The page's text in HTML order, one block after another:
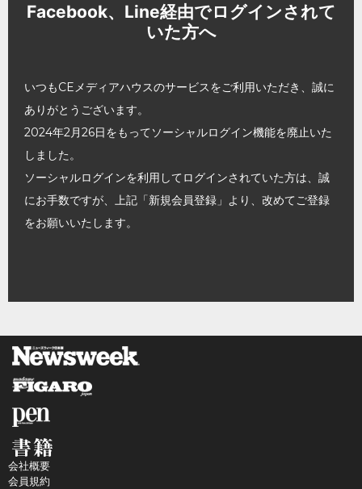
Facebook、Line経由でログインされて
いた方へ
いつもCEメディアハウスのサービスをご利用いただき、誠に
ありがとうございます。
2024年2月26日をもってソーシャルログイン機能を廃止いた
しました。
ソーシャルログインを利用してログインされていた方は、誠
にお手数ですが、上記「新規会員登録」より、改めてご登録
をお願いいたします。
会社概要
会員規約